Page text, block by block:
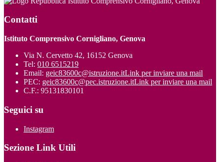
Contatti
Istituto Comprensivo Cornigliano, Genova
Via N. Cervetto 42, 16152 Genova
Tel: 010 6515219
Email: geic83600c@istruzione.itLink per inviare una mail
PEC: geic83600c@pec.istruzione.itLink per inviare una mail
C.F.: 95131830101
Seguici su
Instagram
Sezione Link Utili